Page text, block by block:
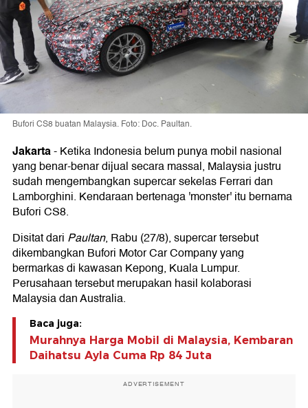
Bufori CS8 buatan Malaysia. Foto: Doc. Paultan.
Jakarta-Ketika Indonesia belum punya mobil nasional
yang benar-benar dijual secara massal, Malaysia justru
sudah mengembangkan supercar sekelas Ferrari dan
Lamborghini. Kendaraan bertenaga 'monster' itu bernama
Bufori CS8.
Disitat dari Paultan, Rabu (27/8), supercar tersebut
dikembangkan Bufori Motor Car Company yang
bermarkas di kawasan Kepong, Kuala Lumpur.
Perusahaan tersebut merupakan hasil kolaborasi
Malaysia dan Australia.
Baca juga:
Murahnya Harga Mobil di Malaysia, Kembaran
Daihatsu Ayla Cuma Rp 84 Juta
ADVERTISEMENT